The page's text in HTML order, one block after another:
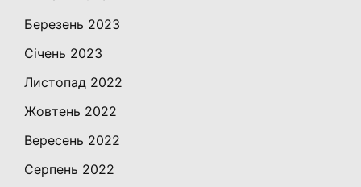
Березень 2023
Січень 2023
Листопад 2022
Жовтень 2022
Вересень 2022
Серпень 2022